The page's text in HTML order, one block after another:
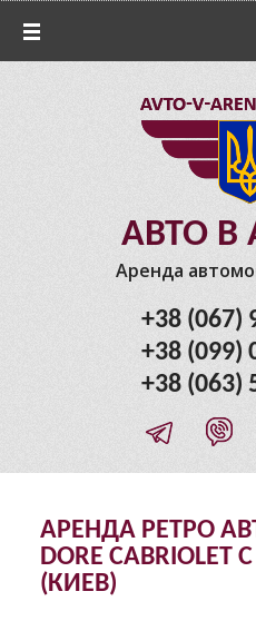
АВТО В
Аренда
+38 (067)
+38 (099)
+38 (063)
АРЕНДА РЕТРО
DORE
(КИЕВ)